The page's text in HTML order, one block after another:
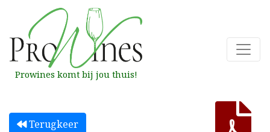
Prowines komt bij jou thuis!
Terugkeer